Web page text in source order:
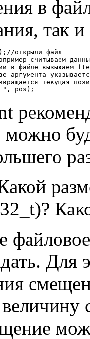
в
так
//открыли файл
апример считываем данны
ии в файле вызываем
ве аргумента указываетс
звращается текущая пози
", pos);
можно
Для